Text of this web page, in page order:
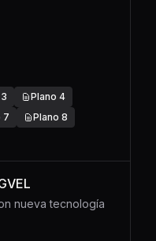
3 Plano 4
7 Plano 8
nueva tecnología